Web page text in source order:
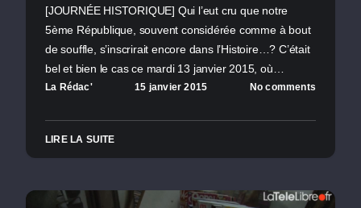
[JOURNÉE HISTORIQUE] Qui l’eut cru que notre
5ème République, souvent considérée comme à bout
de souffle, s’inscrirait encore dans l’Histoire…? C’était
bel et bien le cas ce mardi 13 janvier 2015, où…
La Rédac' 15 janvier 2015 No comments
LIRE LA SUITE